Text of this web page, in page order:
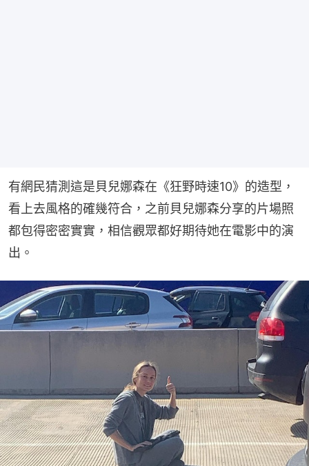
有網民猜測這是貝兒娜森在《狂野時速10》的造型，
看上去風格的確幾符合，之前貝兒娜森分享的片場照
都包得密密實實，相信觀眾都好期待她在電影中的演
出。